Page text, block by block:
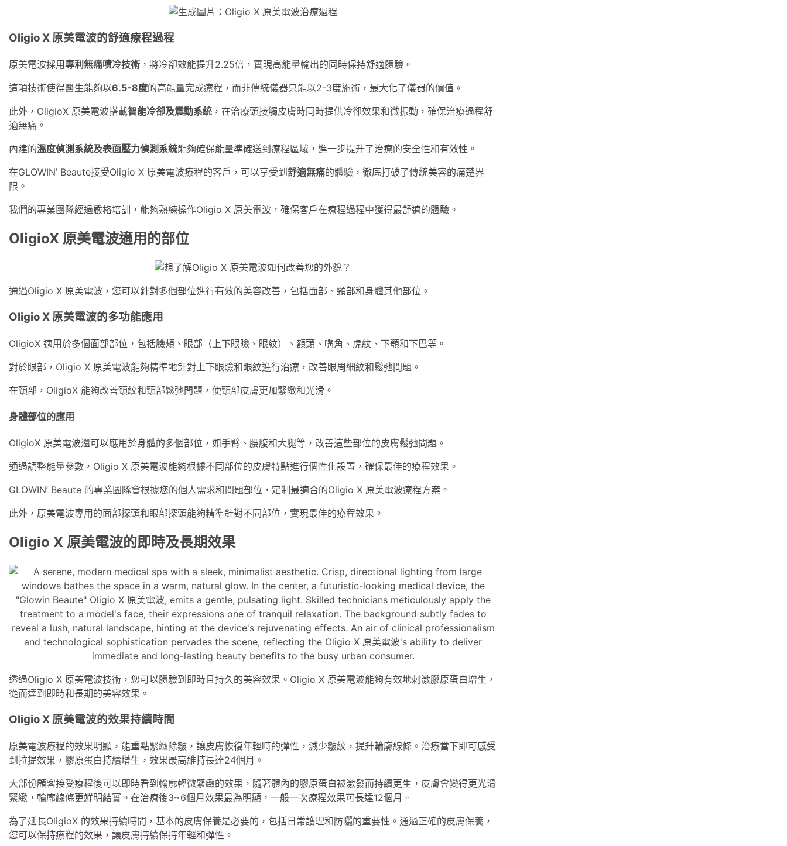
Oligio X 原美電波的舒適療程過程
原美電波採用專利無痛噴冷技術 ，將冷卻效能提升2.25倍，實現高能量輸出的同時保持舒適體驗。
這項技術使得醫生能夠以6.5-8度的高能量完成療程，而非傳統儀器只能以2-3度施術，最大化了儀器的價值。
此外，OligioX 原美電波搭載智能冷卻及震動系統 ，在治療頭接觸皮膚時同時提供冷卻效果和微振動，確保治療過程舒
適無痛。
內建的溫度偵測系統及表面壓力偵測系統能夠確保能量準確送到療程區域，進一步提升了治療的安全性和有效性。
在GLOWIN’ Beaute接受Oligio X 原美電波療程的客戶，可以享受到舒適無痛的體驗，徹底打破了傳統美容的痛楚界
限。
我們的專業團隊經過嚴格培訓，能夠熟練操作Oligio X 原美電波，確保客戶在療程過程中獲得最舒適的體驗。
OligioX 原美電波適用的部位
通過Oligio X 原美電波，您可以針對多個部位進行有效的美容改善，包括面部、頸部和身體其他部位。
Oligio X 原美電波的多功能應用
OligioX 適用於多個面部部位，包括臉頰、眼部（上下眼瞼、眼紋）、額頭、嘴角、虎紋、下顎和下巴等。
對於眼部，Oligio X 原美電波能夠精準地針對上下眼瞼和眼紋進行治療，改善眼周細紋和鬆弛問題。
在頸部，OligioX 能夠改善頸紋和頸部鬆弛問題，使頸部皮膚更加緊緻和光滑。
身體部位的應用
OligioX 原美電波還可以應用於身體的多個部位，如手臂、腰腹和大腿等，改善這些部位的皮膚鬆弛問題。
通過調整能量參數，Oligio X 原美電波能夠根據不同部位的皮膚特點進行個性化設置，確保最佳的療程效果。
GLOWIN’ Beaute 的專業團隊會根據您的個人需求和問題部位，定制最適合的Oligio X 原美電波療程方案。
此外，原美電波專用的面部探頭和眼部探頭能夠精準針對不同部位，實現最佳的療程效果。
Oligio X 原美電波的即時及長期效果
透過Oligio X 原美電波技術，您可以體驗到即時且持久的美容效果。Oligio X 原美電波能夠有效地刺激膠原蛋白增生，
從而達到即時和長期的美容效果。
Oligio X 原美電波的效果持續時間
原美電波療程的效果明顯，能重點緊緻除皺，讓皮膚恢復年輕時的彈性，減少皺紋，提升輪廓線條。治療當下即可感受
到拉提效果，膠原蛋白持續增生，效果最高維持長達24個月。
大部份顧客接受療程後可以即時看到輪廓輕微緊緻的效果，隨著體內的膠原蛋白被激發而持續更生，皮膚會變得更光滑
緊緻，輪廓線條更鮮明結實。在治療後3~6個月效果最為明顯，一般一次療程效果可長達12個月。
為了延長OligioX 的效果持續時間，基本的皮膚保養是必要的，包括日常護理和防曬的重要性。通過正確的皮膚保養，
您可以保持療程的效果，讓皮膚持續保持年輕和彈性。